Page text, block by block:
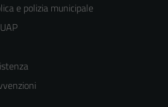
e polizia municipale